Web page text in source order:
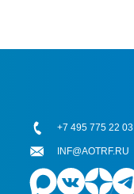
+7 495 775 22 03
INF@AOTRF.RU